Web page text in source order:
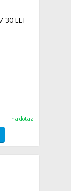
na dotaz